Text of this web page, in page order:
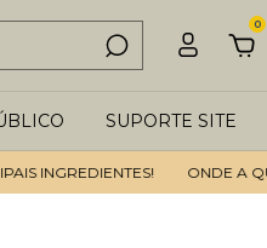
0
SUPORTE SITE
INGREDIENTES! ONDE A